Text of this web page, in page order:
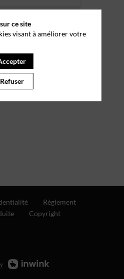
Règlement
Copyright
ce site
visant à améliorer votre
Refuser